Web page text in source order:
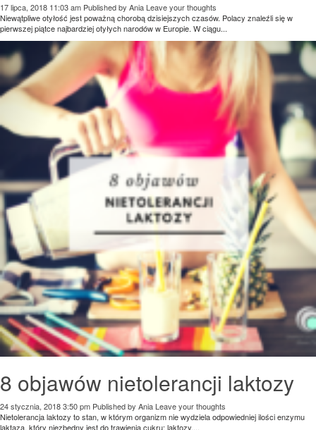
17 lipca, 2018 11:03 am Published by Ania Leave your thoughts
Niewątpliwe otyłość jest poważną chorobą dzisiejszych czasów. Polacy znaleźli się w
pierwszej piątce najbardziej otyłych narodów w Europie. W ciągu...
8 objawów nietolerancji laktozy
24 stycznia, 2018 3:50 pm Published by Ania Leave your thoughts
Nietolerancja laktozy to stan, w którym organizm nie wydziela odpowiedniej ilości enzymu
laktaza, który niezbędny jest do trawienia cukru: laktozy....